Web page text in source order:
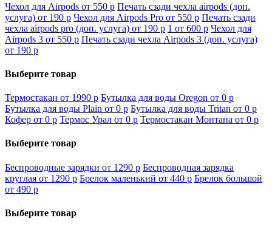
Чехол для Airpods от 550 p Печать сзади чехла airpods (доп.
услуга) от 190 p Чехол для Airpods Pro от 550 p Печать сзади
чехла airpods pro (доп. услуга) от 190 p 1 от 600 p Чехол для
Airpods 3 от 550 p Печать сзади чехла Airpods 3 (доп. услуга)
от 190 p
Выберите товар
Термостакан от 1990 p Бутылка для воды Oregon от 0 p
Бутылка для воды Plain от 0 p Бутылка для воды Tritan от 0 p
Кофер от 0 p Термос Урал от 0 p Термостакан Монтана от 0 p
Выберите товар
Беспроводные зарядки от 1290 p Беспроводная зарядка
круглая от 1290 p Брелок маленький от 440 p Брелок большой
от 490 p
Выберите товар